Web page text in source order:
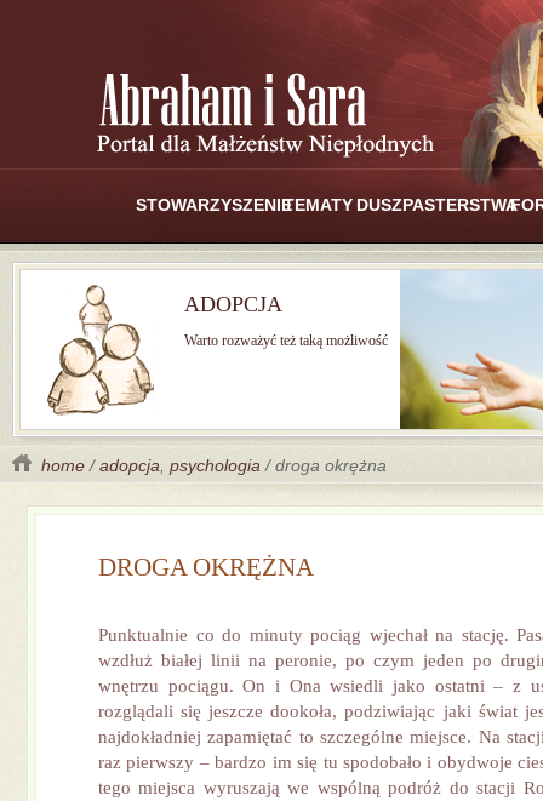
STOWARZYSZENIETEMATY DUSZPASTERSTWA
ADOPCJA
Warto rozważyć też taką możliwość
home /adopcja psychologia / droga okrężna
DROGA OKRĘŻNA
Punktualnie co do minuty pociąg wjechał na stację.
wzdłuż białej linii na peronie, po czym jeden po
wnętrzu pociągu. On i Ona wsiedli jako ostatni – z
rozglądali się jeszcze dookoła, podziwiając jaki świat
najdokładniej zapamiętać to szczególne miejsce. Na
raz pierwszy – bardzo im się tu spodobało i obydwoje
tego miejsca wyruszają we wspólną podróż do stacji